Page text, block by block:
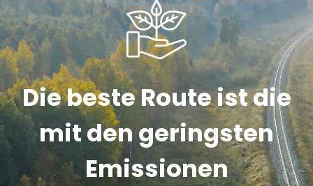
Die beste Route ist die
mit den geringsten
Emissionen